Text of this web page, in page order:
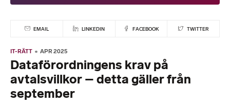
EMAIL LINKEDIN FACEBOOK TWITTER
IT-RÄTT APR 2025
Dataförordningens krav på
avtalsvillkor – detta gäller från
september